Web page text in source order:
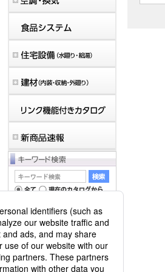
マイバインダーは空です。